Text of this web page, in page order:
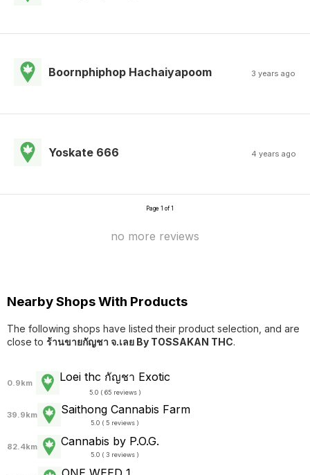
Boornphiphop Hachaiyapoom 3 years ago
Yoskate 666 4 years ago
Page 1 of 1
no more reviews
Nearby Shops With Products
The following shops have listed their product selection, and are
close to ร้านขายกัญชา จ.เลย By TOSSAKAN THC.
0.9km Loei thc กัญชา Exotic
5.0 ( 65 reviews )
39.9km Saithong Cannabis Farm
5.0 ( 5 reviews )
82.4km Cannabis by P.O.G.
5.0 ( 3 reviews )